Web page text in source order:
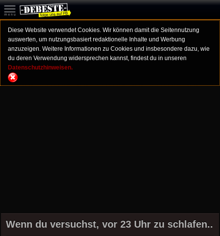
Diese Website verwendet Cookies. Wir können damit die Seitennutzung
auswerten, um nutzungsbasiert redaktionelle Inhalte und Werbung
anzuzeigen. Weitere Informationen zu Cookies und insbesondere dazu, wie
du deren Verwendung widersprechen kannst, findest du in unseren
Datenschutzhinweisen.
Wenn du versuchst, vor 23 Uhr zu schlafen..